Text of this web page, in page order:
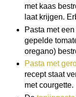
met kaas
laat krijgen.
Pasta met
gepelde
oregano)
Pasta met
recept staat
met courgette.